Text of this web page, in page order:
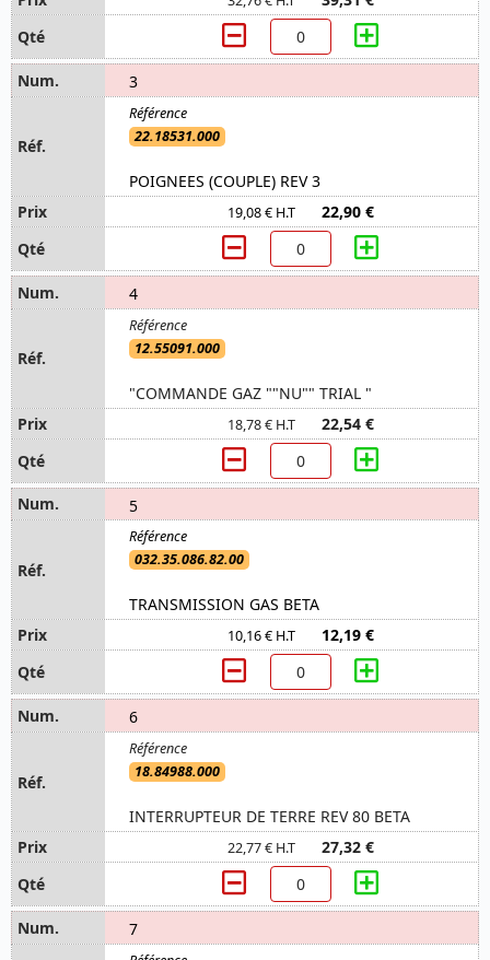
3
22.18531.000
POIGNEES (COUPLE) REV 3
19,08 € H.T 22,90 €
4
12.55091.000
"COMMANDE GAZ ""NU"" TRIAL "
18,78 € H.T 22,54 €
5
032.35.086.82.00
TRANSMISSION GAS BETA
10,16 € H.T 12,19 €
6
18.84988.000
INTERRUPTEUR DE TERRE REV 80 BETA
22,77 € H.T 27,32 €
7